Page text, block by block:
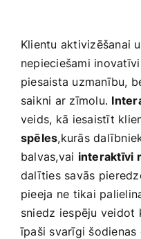
Klientu aktivizēšanai
nepieciešami
piesaista ‌uzmanību,
‍saikni ar zīmolu.
veids,⁣ kā iesaistīt
spēles,kurās
balvas,vai interaktīvi
‌dalīties savās⁤
pieeja ne ⁢tikai
sniedz ⁤iespēju veidot‌
īpaši svarīgi